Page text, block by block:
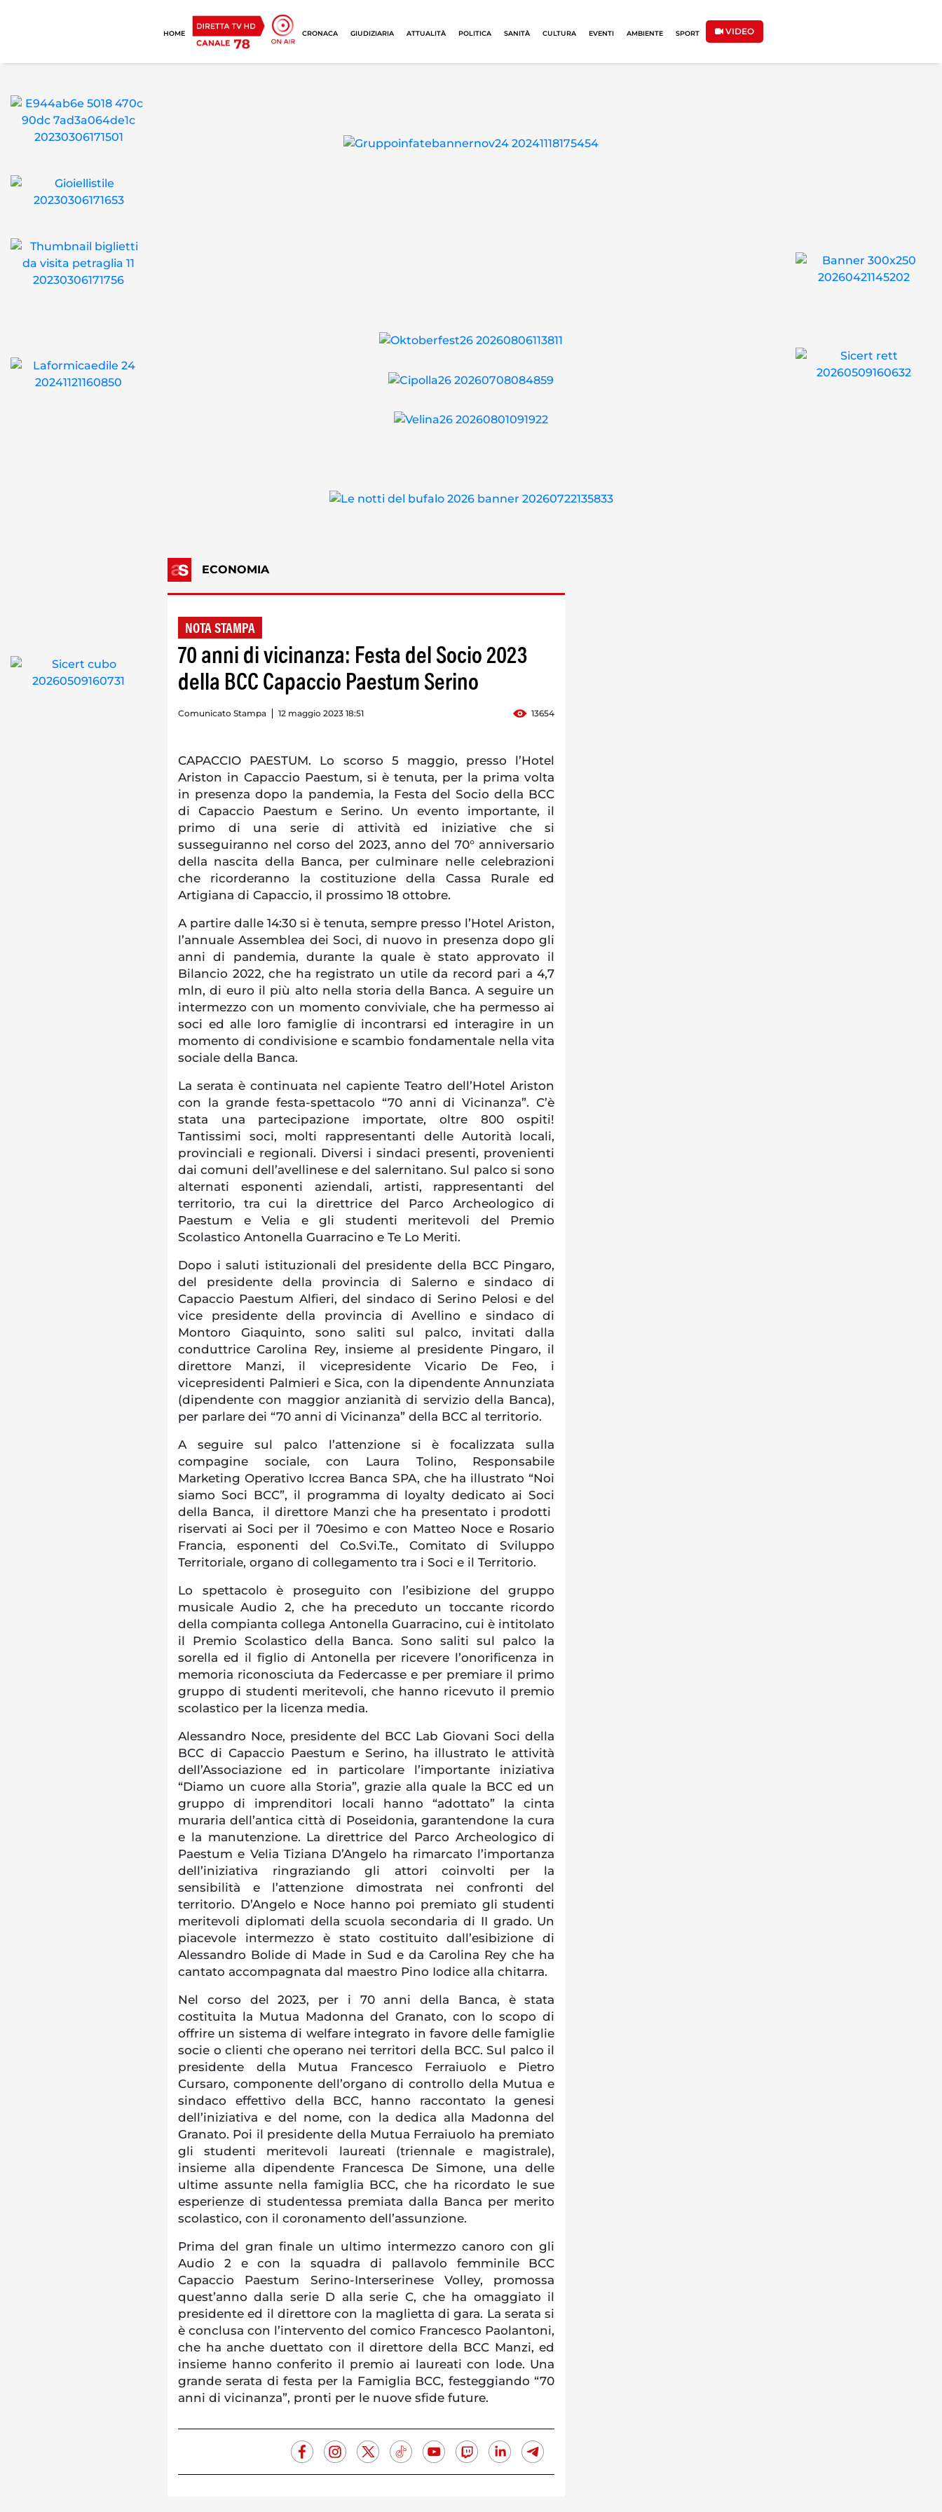
HOME CRONACA GIUDIZIARIA ATTUALITÀ POLITICA SANITÀ CULTURA EVENTI AMBIENTE SPORT VIDEO
ECONOMIA
NOTA STAMPA
70 anni di vicinanza: Festa del Socio 2023
della BCC Capaccio Paestum Serino
Comunicato Stampa 12 maggio 2023 18:51 13654
CAPACCIO PAESTUM. Lo scorso 5 maggio, presso l’Hotel
Ariston in Capaccio Paestum, si è tenuta, per la prima volta
in presenza dopo la pandemia, la Festa del Socio della BCC
di Capaccio Paestum e Serino. Un evento importante, il
primo di una serie di attività ed iniziative che si
susseguiranno nel corso del 2023, anno del 70° anniversario
della nascita della Banca, per culminare nelle celebrazioni
che ricorderanno la costituzione della Cassa Rurale ed
Artigiana di Capaccio, il prossimo 18 ottobre.
A partire dalle 14:30 si è tenuta, sempre presso l’Hotel Ariston,
l’annuale Assemblea dei Soci, di nuovo in presenza dopo gli
anni di pandemia, durante la quale è stato approvato il
Bilancio 2022, che ha registrato un utile da record pari a 4,7
mln, di euro il più alto nella storia della Banca. A seguire un
intermezzo con un momento conviviale, che ha permesso ai
soci ed alle loro famiglie di incontrarsi ed interagire in un
momento di condivisione e scambio fondamentale nella vita
sociale della Banca.
La serata è continuata nel capiente Teatro dell’Hotel Ariston
con la grande festa-spettacolo “70 anni di Vicinanza”. C’è
stata una partecipazione importate, oltre 800 ospiti!
Tantissimi soci, molti rappresentanti delle Autorità locali,
provinciali e regionali. Diversi i sindaci presenti, provenienti
dai comuni dell’avellinese e del salernitano. Sul palco si sono
alternati esponenti aziendali, artisti, rappresentanti del
territorio, tra cui la direttrice del Parco Archeologico di
Paestum e Velia e gli studenti meritevoli del Premio
Scolastico Antonella Guarracino e Te Lo Meriti.
Dopo i saluti istituzionali del presidente della BCC Pingaro,
del presidente della provincia di Salerno e sindaco di
Capaccio Paestum Alfieri, del sindaco di Serino Pelosi e del
vice presidente della provincia di Avellino e sindaco di
Montoro Giaquinto, sono saliti sul palco, invitati dalla
conduttrice Carolina Rey, insieme al presidente Pingaro, il
direttore Manzi, il vicepresidente Vicario De Feo, i
vicepresidenti Palmieri e Sica, con la dipendente Annunziata
(dipendente con maggior anzianità di servizio della Banca),
per parlare dei “70 anni di Vicinanza” della BCC al territorio.
A seguire sul palco l’attenzione si è focalizzata sulla
compagine sociale, con Laura Tolino, Responsabile
Marketing Operativo Iccrea Banca SPA, che ha illustrato “Noi
siamo Soci BCC”, il programma di loyalty dedicato ai Soci
della Banca, il direttore Manzi che ha presentato i prodotti
riservati ai Soci per il 70esimo e con Matteo Noce e Rosario
Francia, esponenti del Co.Svi.Te., Comitato di Sviluppo
Territoriale, organo di collegamento tra i Soci e il Territorio.
Lo spettacolo è proseguito con l’esibizione del gruppo
musicale Audio 2, che ha preceduto un toccante ricordo
della compianta collega Antonella Guarracino, cui è intitolato
il Premio Scolastico della Banca. Sono saliti sul palco la
sorella ed il figlio di Antonella per ricevere l’onorificenza in
memoria riconosciuta da Federcasse e per premiare il primo
gruppo di studenti meritevoli, che hanno ricevuto il premio
scolastico per la licenza media.
Alessandro Noce, presidente del BCC Lab Giovani Soci della
BCC di Capaccio Paestum e Serino, ha illustrato le attività
dell’Associazione ed in particolare l’importante iniziativa
“Diamo un cuore alla Storia”, grazie alla quale la BCC ed un
gruppo di imprenditori locali hanno “adottato” la cinta
muraria dell’antica città di Poseidonia, garantendone la cura
e la manutenzione. La direttrice del Parco Archeologico di
Paestum e Velia Tiziana D’Angelo ha rimarcato l’importanza
dell’iniziativa ringraziando gli attori coinvolti per la
sensibilità e l’attenzione dimostrata nei confronti del
territorio. D’Angelo e Noce hanno poi premiato gli studenti
meritevoli diplomati della scuola secondaria di II grado. Un
piacevole intermezzo è stato costituito dall’esibizione di
Alessandro Bolide di Made in Sud e da Carolina Rey che ha
cantato accompagnata dal maestro Pino Iodice alla chitarra.
Nel corso del 2023, per i 70 anni della Banca, è stata
costituita la Mutua Madonna del Granato, con lo scopo di
offrire un sistema di welfare integrato in favore delle famiglie
socie o clienti che operano nei territori della BCC. Sul palco il
presidente della Mutua Francesco Ferraiuolo e Pietro
Cursaro, componente dell’organo di controllo della Mutua e
sindaco effettivo della BCC, hanno raccontato la genesi
dell’iniziativa e del nome, con la dedica alla Madonna del
Granato. Poi il presidente della Mutua Ferraiuolo ha premiato
gli studenti meritevoli laureati (triennale e magistrale),
insieme alla dipendente Francesca De Simone, una delle
ultime assunte nella famiglia BCC, che ha ricordato le sue
esperienze di studentessa premiata dalla Banca per merito
scolastico, con il coronamento dell’assunzione.
Prima del gran finale un ultimo intermezzo canoro con gli
Audio 2 e con la squadra di pallavolo femminile BCC
Capaccio Paestum Serino-Interserinese Volley, promossa
quest’anno dalla serie D alla serie C, che ha omaggiato il
presidente ed il direttore con la maglietta di gara. La serata si
è conclusa con l’intervento del comico Francesco Paolantoni,
che ha anche duettato con il direttore della BCC Manzi, ed
insieme hanno conferito il premio ai laureati con lode. Una
grande serata di festa per la Famiglia BCC, festeggiando “70
anni di vicinanza”, pronti per le nuove sfide future.